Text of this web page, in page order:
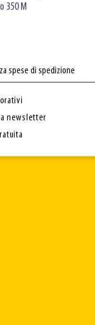
350 M
spese di spedizione
newsletter